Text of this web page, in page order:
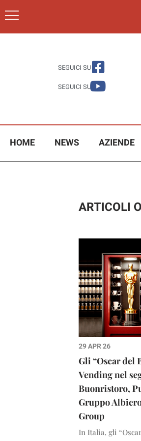
SEGUICI SU
SEGUICI SU
HOME NEWS AZIENDE
ARTICOLI
29 APR 26
Gli “Oscar del
Vending nel
Buonristoro,
Gruppo
Group
In Italia, gli